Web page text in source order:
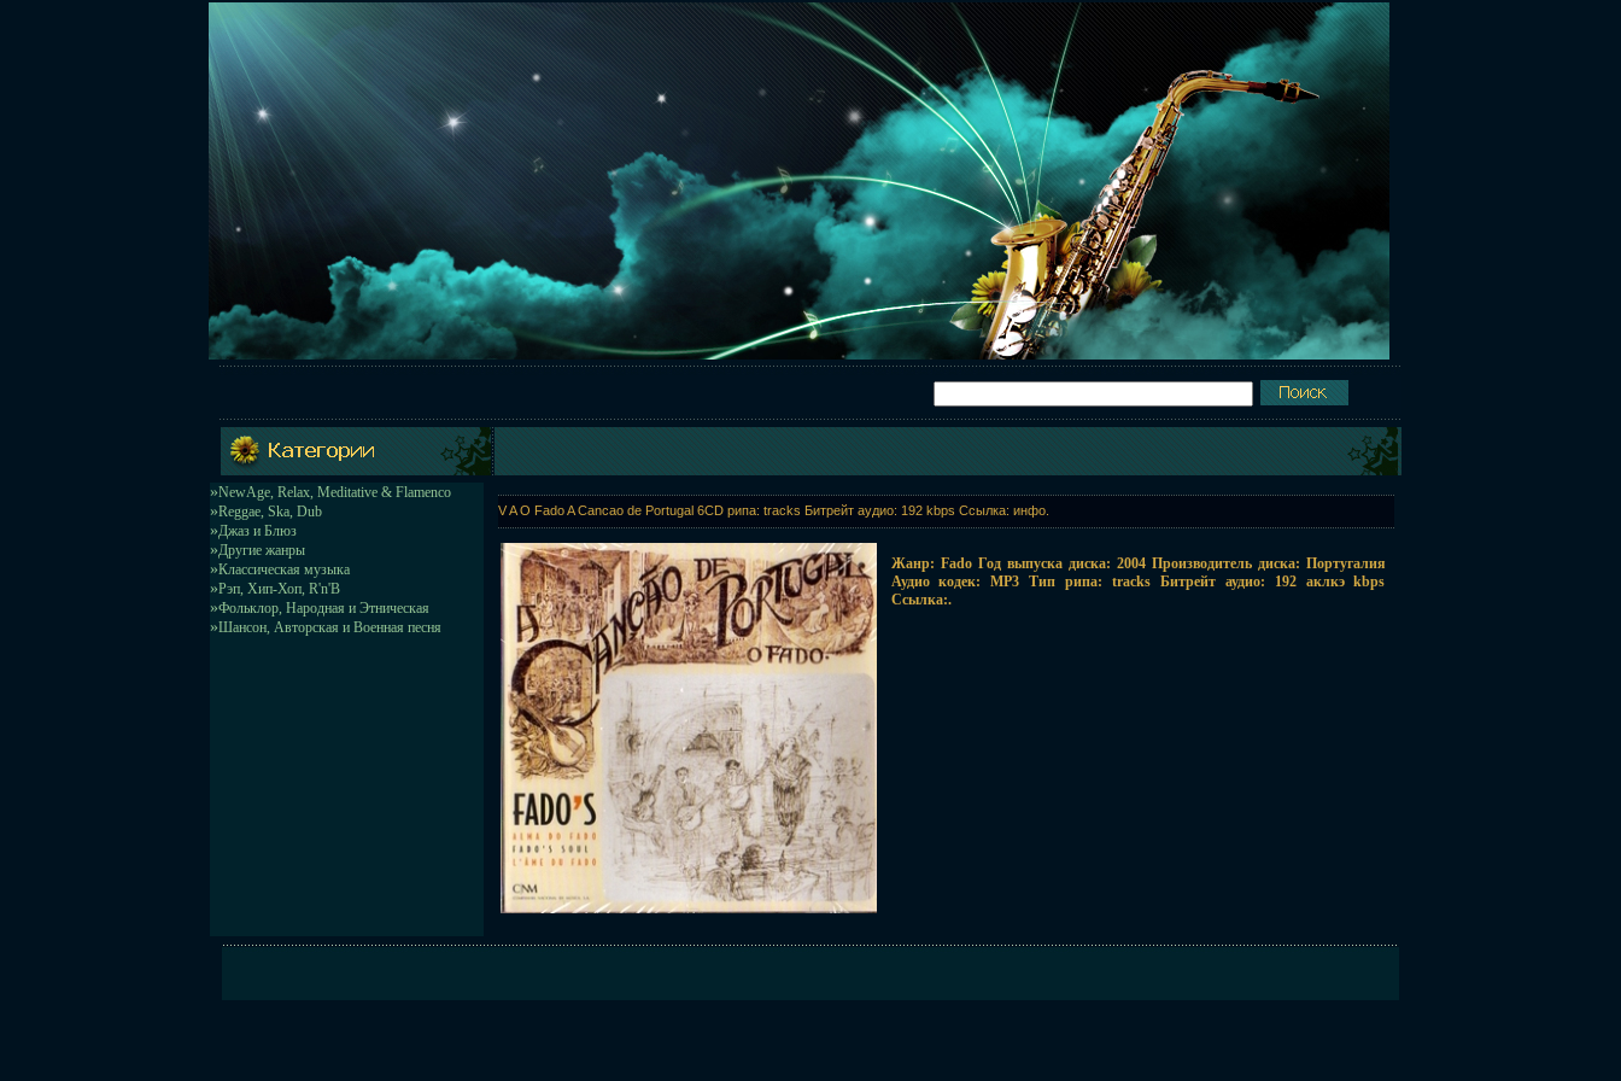
»NewAge, Relax, Meditative & Flamenco
»Reggae, Ska, Dub
»Джаз и Блюз
»Другие жанры
»Классическая музыка
»Рэп, Хип-Хоп, R'n'B
»Фольклор, Народная и Этническая
»Шансон, Авторская и Военная песня
V A O Fado A Cancao de Portugal 6CD рипа: tracks Битрейт аудио: 192 kbps Ссылка: инфо.
Жанр: Fado Год выпуска диска: 2004 Производитель диска: Португалия
Аудио кодек: MP3 Тип рипа: tracks Битрейт аудио: 192 аклкэ kbps
Ссылка:.